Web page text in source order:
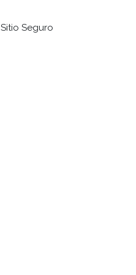
Sitio Seguro